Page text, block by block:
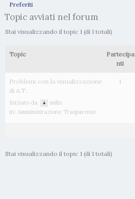
Preferiti
Topic avviati nel forum
Stai visualizzando il topic 1 (di 1 totali)
Topic
Partecipa
nti
Problemi con la visualizzazione
di A.T.
Iniziato da:
milix
in: Amministrazione Trasparente
1
Stai visualizzando il topic 1 (di 1 totali)